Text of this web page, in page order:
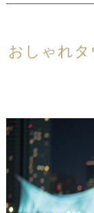
おしゃれ